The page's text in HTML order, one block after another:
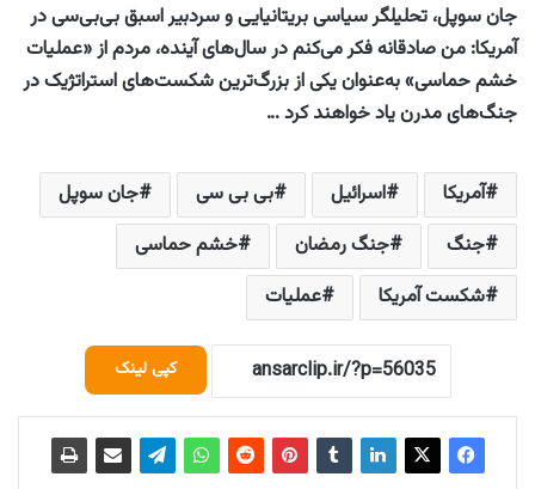
جان سوپل، تحلیلگر سیاسی بریتانیایی و سردبیر اسبق بی‌بی‌سی در
آمریکا: من صادقانه فکر می‌کنم در سال‌های آینده، مردم از «عملیات
خشم حماسی» به‌عنوان یکی از بزرگ‌ترین شکست‌های استراتژیک در
جنگ‌های مدرن یاد خواهند کرد …
آمریکا اسرائیل بی بی سی
جان سوپل
جنگ
جنگ رمضان
خشم حماسی
شکست آمریکا
عملیات
کپی لینک